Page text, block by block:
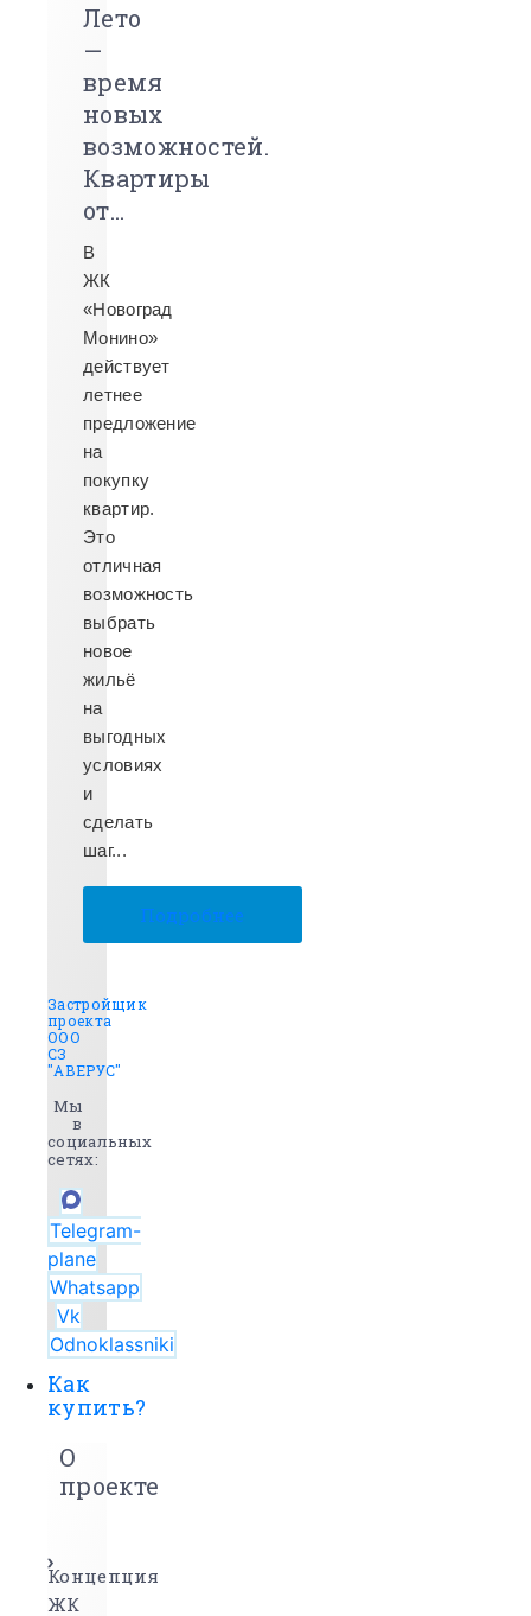
Лето
—
время
новых
возможностей.
Квартиры
от...
В
ЖК
«Новоград
Монино»
действует
летнее
предложение
на
покупку
квартир.
Это
отличная
возможность
выбрать
новое
жильё
на
выгодных
условиях
и
сделать
шаг...
Подробнее
Застройщик
проекта
ООО
СЗ
"АВЕРУС"
Мы
в
социальных
сетях:
Telegram-
plane
Whatsapp
Vk
Odnoklassniki
Как
купить?
О
проекте
Концепция
ЖК